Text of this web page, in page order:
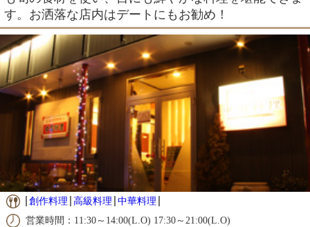
す。お洒落な店内はデートにもお勧め！
創作料理 高級料理 中華料理
営業時間：11:30～14:00(L.O) 17:30～21:00(L.O)